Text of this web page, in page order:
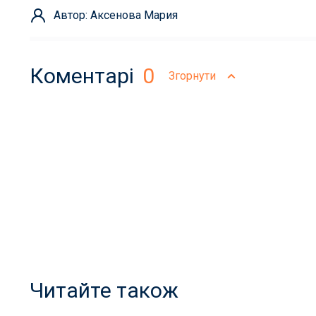
Автор: Аксенова Мария
Коментарі 0 Згорнути
Читайте також